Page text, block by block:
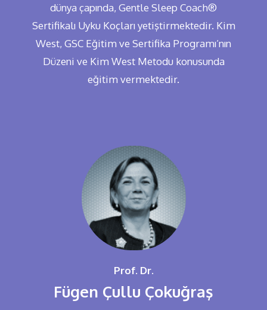
dünya çapında, Gentle Sleep Coach®
Sertifikalı Uyku Koçları yetiştirmektedir. Kim
West, GSC Eğitim ve Sertifika Programı’nın
Düzeni ve Kim West Metodu konusunda
eğitim vermektedir.
Prof. Dr.
Fügen Çullu Çokuğraş